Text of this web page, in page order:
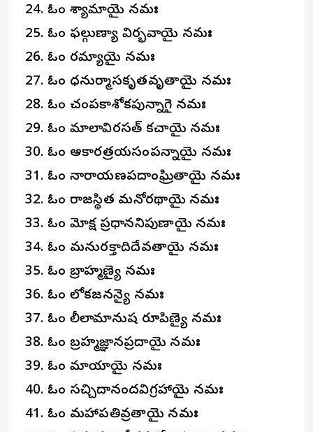
ఓం శ్యామాయై నమః
ఓం ఫల్గుణ్యా విర్భవాయై నమః
ఓం రమ్యాయై నమః
ఓం ధనుర్మాసకృతవృతాయై నమః
ఓం చంపకాశోకపున్నాగై నమః
ఓం మాలావిరసత్ కచాయై నమః
ఓం ఆకారత్రయసంపన్నాయై నమః
ఓం నారాయణపదాంఘ్రితాయై నమః
ఓం రాజస్థిత మనోరథాయై నమః
ఓం మోక్ష ప్రధాననిపుణాయై నమః
ఓం మనురక్తాదిదేవతాయై నమః
ఓం బ్రాహ్మణ్యై నమః
ఓం లోకజనన్యై నమః
ఓం లీలామానుష రూపిణ్యై నమః
ఓం బ్రహ్మజ్ఞానప్రదాయై నమః
ఓం మాయాయై నమః
ఓం సచ్చిదానందవిగ్రహాయై నమః
ఓం మహాపతివ్రతాయై నమః